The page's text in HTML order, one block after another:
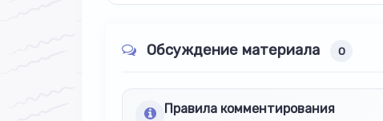
Обсуждение материала 0
Правила комментирования